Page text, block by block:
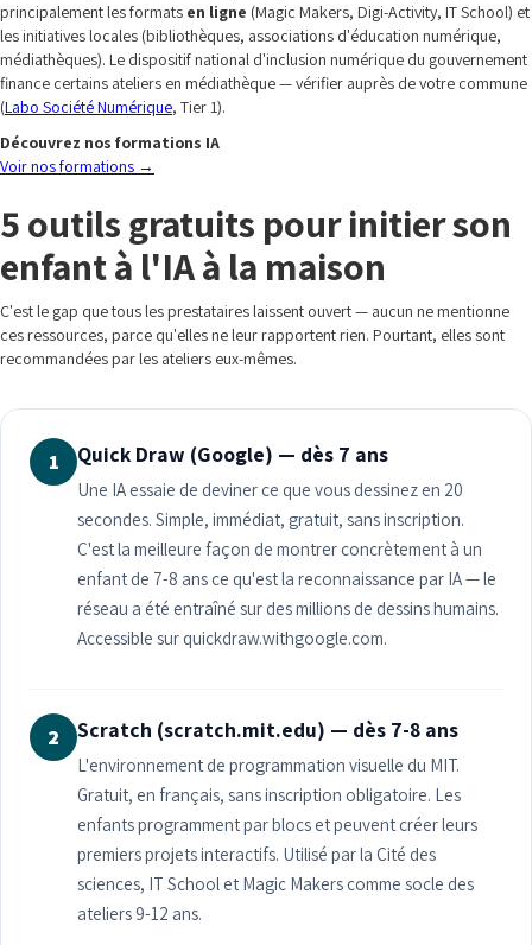
principalement les formats en ligne (Magic Makers, Digi-Activity, IT School) et
les initiatives locales (bibliothèques, associations d'éducation numérique,
médiathèques). Le dispositif national d'inclusion numérique du gouvernement
finance certains ateliers en médiathèque — vérifier auprès de votre commune
(Labo Société Numérique, Tier 1).
Découvrez nos formations IA
Voir nos formations →
5 outils gratuits pour initier son
enfant à l'IA à la maison
C'est le gap que tous les prestataires laissent ouvert — aucun ne mentionne
ces ressources, parce qu'elles ne leur rapportent rien. Pourtant, elles sont
recommandées par les ateliers eux-mêmes.
1 Quick Draw (Google) — dès 7 ans
Une IA essaie de deviner ce que vous dessinez en 20
secondes. Simple, immédiat, gratuit, sans inscription.
C'est la meilleure façon de montrer concrètement à un
enfant de 7-8 ans ce qu'est la reconnaissance par IA — le
réseau a été entraîné sur des millions de dessins humains.
Accessible sur quickdraw.withgoogle.com.
2 Scratch (scratch.mit.edu) — dès 7-8 ans
L'environnement de programmation visuelle du MIT.
Gratuit, en français, sans inscription obligatoire. Les
enfants programment par blocs et peuvent créer leurs
premiers projets interactifs. Utilisé par la Cité des
sciences, IT School et Magic Makers comme socle des
ateliers 9-12 ans.